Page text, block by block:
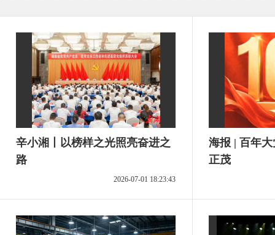
辛小湘丨以榜样之光照亮奋进之
路
2026-07-01 18:23:43
海报 | 百年
正茂